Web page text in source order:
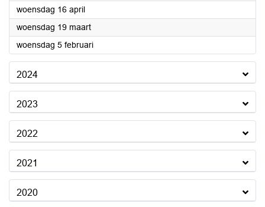
woensdag 16 april2025
woensdag 19 maart2025
woensdag 5 februari2025
2024
2023
2022
2021
2020